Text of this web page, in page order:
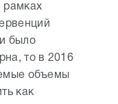
рамках
было
то в 2016
объемы
как